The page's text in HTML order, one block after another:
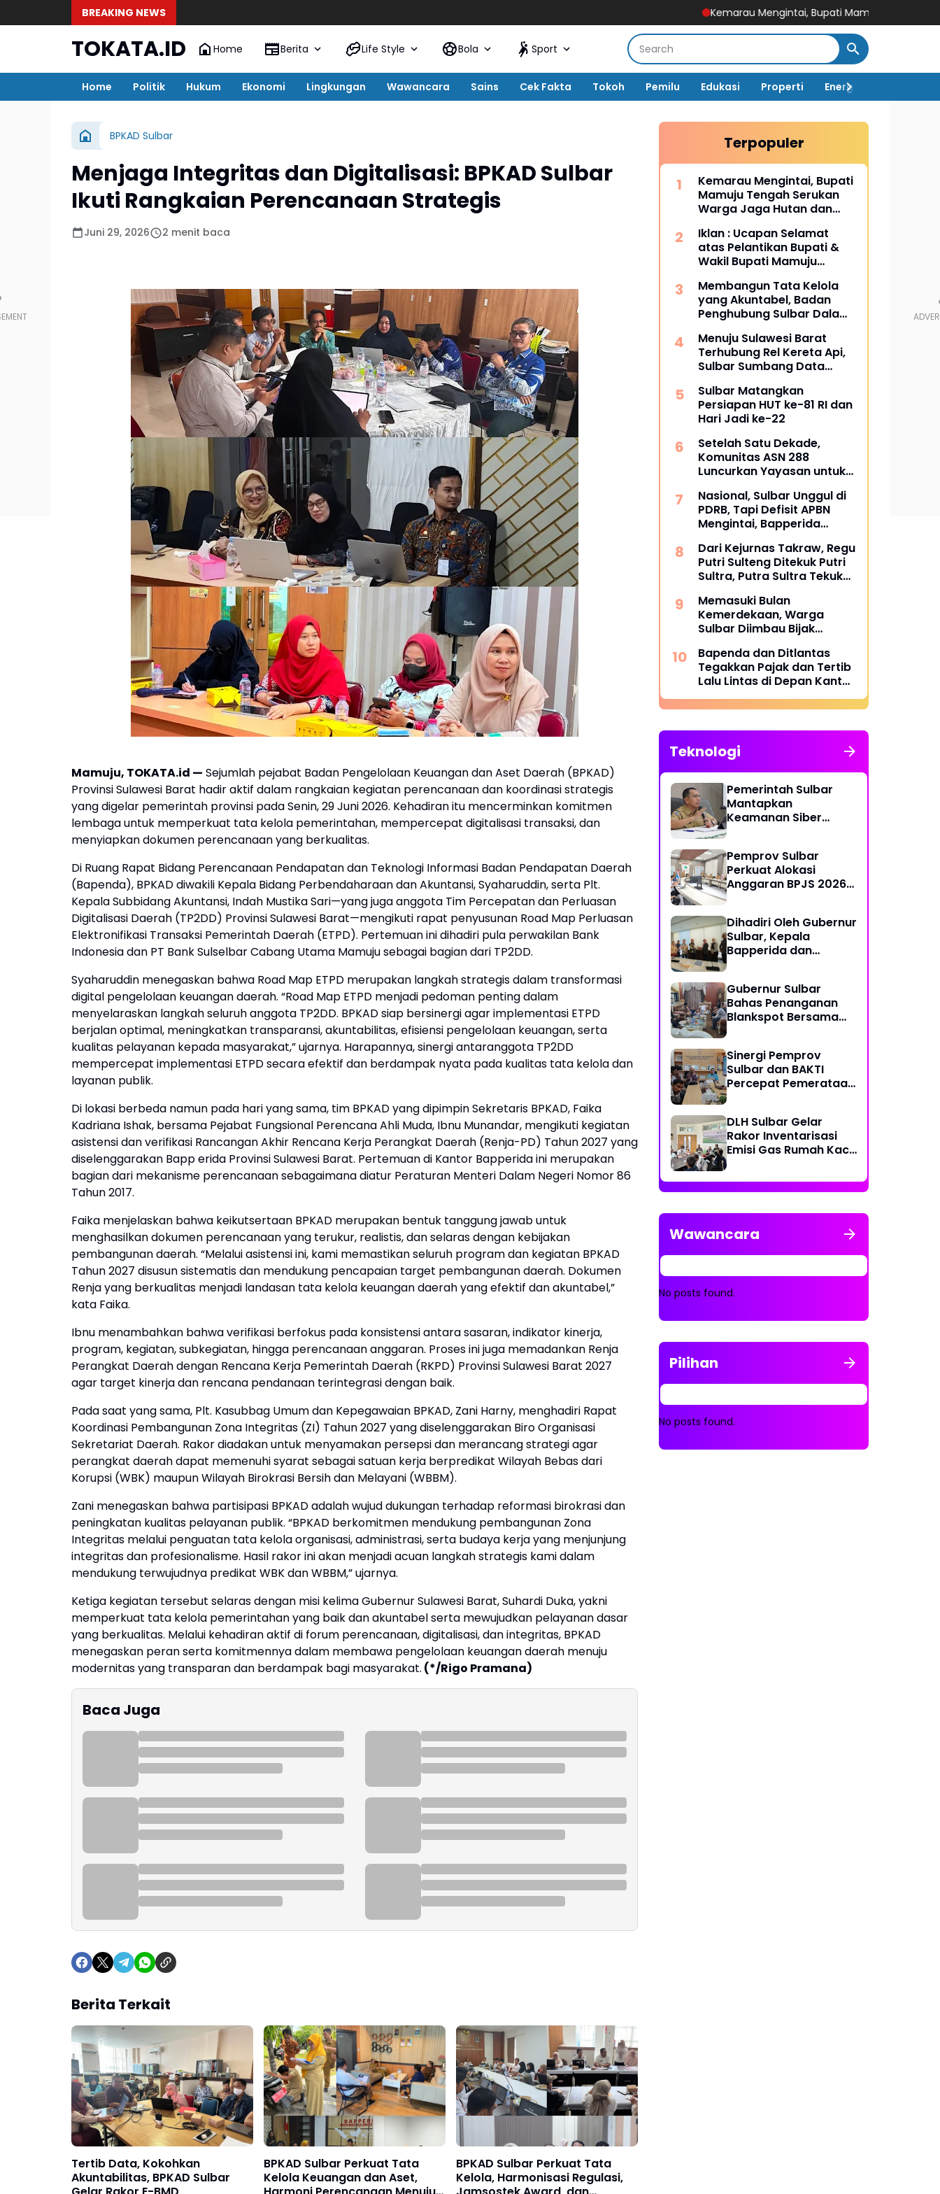
BREAKING NEWS Kemarau Mengintai, Bupati Mamuju Tengah Serukan Warga
TOKATA.ID Home Berita Life Style Bola Sport
Home Politik Hukum Ekonomi Lingkungan Wawancara Sains Cek Fakta Tokoh Pemilu Edukasi Properti Energi
BPKAD Sulbar
Menjaga Integritas dan Digitalisasi: BPKAD Sulbar
Ikuti Rangkaian Perencanaan Strategis
Juni 29, 2026 2 menit baca
Mamuju, TOKATA.id — Sejumlah pejabat Badan Pengelolaan Keuangan dan Aset Daerah (BPKAD)
Provinsi Sulawesi Barat hadir aktif dalam rangkaian kegiatan perencanaan dan koordinasi strategis
yang digelar pemerintah provinsi pada Senin, 29 Juni 2026. Kehadiran itu mencerminkan komitmen
lembaga untuk memperkuat tata kelola pemerintahan, mempercepat digitalisasi transaksi, dan
menyiapkan dokumen perencanaan yang berkualitas.
Di Ruang Rapat Bidang Perencanaan Pendapatan dan Teknologi Informasi Badan Pendapatan Daerah
(Bapenda), BPKAD diwakili Kepala Bidang Perbendaharaan dan Akuntansi, Syaharuddin, serta Plt.
Kepala Subbidang Akuntansi, Indah Mustika Sari—yang juga anggota Tim Percepatan dan Perluasan
Digitalisasi Daerah (TP2DD) Provinsi Sulawesi Barat—mengikuti rapat penyusunan Road Map Perluasan
Elektronifikasi Transaksi Pemerintah Daerah (ETPD). Pertemuan ini dihadiri pula perwakilan Bank
Indonesia dan PT Bank Sulselbar Cabang Utama Mamuju sebagai bagian dari TP2DD.
Syaharuddin menegaskan bahwa Road Map ETPD merupakan langkah strategis dalam transformasi
digital pengelolaan keuangan daerah. “Road Map ETPD menjadi pedoman penting dalam
menyelaraskan langkah seluruh anggota TP2DD. BPKAD siap bersinergi agar implementasi ETPD
berjalan optimal, meningkatkan transparansi, akuntabilitas, efisiensi pengelolaan keuangan, serta
kualitas pelayanan kepada masyarakat,” ujarnya. Harapannya, sinergi antaranggota TP2DD
mempercepat implementasi ETPD secara efektif dan berdampak nyata pada kualitas tata kelola dan
layanan publik.
Di lokasi berbeda namun pada hari yang sama, tim BPKAD yang dipimpin Sekretaris BPKAD, Faika
Kadriana Ishak, bersama Pejabat Fungsional Perencana Ahli Muda, Ibnu Munandar, mengikuti kegiatan
asistensi dan verifikasi Rancangan Akhir Rencana Kerja Perangkat Daerah (Renja-PD) Tahun 2027 yang
diselenggarakan Bapp erida Provinsi Sulawesi Barat. Pertemuan di Kantor Bapperida ini merupakan
bagian dari mekanisme perencanaan sebagaimana diatur Peraturan Menteri Dalam Negeri Nomor 86
Tahun 2017.
Faika menjelaskan bahwa keikutsertaan BPKAD merupakan bentuk tanggung jawab untuk
menghasilkan dokumen perencanaan yang terukur, realistis, dan selaras dengan kebijakan
pembangunan daerah. “Melalui asistensi ini, kami memastikan seluruh program dan kegiatan BPKAD
Tahun 2027 disusun sistematis dan mendukung pencapaian target pembangunan daerah. Dokumen
Renja yang berkualitas menjadi landasan tata kelola keuangan daerah yang efektif dan akuntabel,”
kata Faika.
Ibnu menambahkan bahwa verifikasi berfokus pada konsistensi antara sasaran, indikator kinerja,
program, kegiatan, subkegiatan, hingga perencanaan anggaran. Proses ini juga memadankan Renja
Perangkat Daerah dengan Rencana Kerja Pemerintah Daerah (RKPD) Provinsi Sulawesi Barat 2027
agar target kinerja dan rencana pendanaan terintegrasi dengan baik.
Pada saat yang sama, Plt. Kasubbag Umum dan Kepegawaian BPKAD, Zani Harny, menghadiri Rapat
Koordinasi Pembangunan Zona Integritas (ZI) Tahun 2027 yang diselenggarakan Biro Organisasi
Sekretariat Daerah. Rakor diadakan untuk menyamakan persepsi dan merancang strategi agar
perangkat daerah dapat memenuhi syarat sebagai satuan kerja berpredikat Wilayah Bebas dari
Korupsi (WBK) maupun Wilayah Birokrasi Bersih dan Melayani (WBBM).
Zani menegaskan bahwa partisipasi BPKAD adalah wujud dukungan terhadap reformasi birokrasi dan
peningkatan kualitas pelayanan publik. “BPKAD berkomitmen mendukung pembangunan Zona
Integritas melalui penguatan tata kelola organisasi, administrasi, serta budaya kerja yang menjunjung
integritas dan profesionalisme. Hasil rakor ini akan menjadi acuan langkah strategis kami dalam
mendukung terwujudnya predikat WBK dan WBBM,” ujarnya.
Ketiga kegiatan tersebut selaras dengan misi kelima Gubernur Sulawesi Barat, Suhardi Duka, yakni
memperkuat tata kelola pemerintahan yang baik dan akuntabel serta mewujudkan pelayanan dasar
yang berkualitas. Melalui kehadiran aktif di forum perencanaan, digitalisasi, dan integritas, BPKAD
menegaskan peran serta komitmennya dalam membawa pengelolaan keuangan daerah menuju
modernitas yang transparan dan berdampak bagi masyarakat. (*/Rigo Pramana)
Baca Juga
Berita Terkait
Tertib Data, Kokohkan
Akuntabilitas, BPKAD Sulbar
BPKAD Sulbar Perkuat Tata
Kelola Keuangan dan Aset,
BPKAD Sulbar Perkuat Tata
Kelola, Harmonisasi Regulasi,
Terpopuler
Kemarau Mengintai, Bupati
Mamuju Tengah Serukan
Warga Jaga Hutan dan
Iklan : Ucapan Selamat
atas Pelantikan Bupati &
Wakil Bupati Mamuju
Membangun Tata Kelola
yang Akuntabel, Badan
Penghubung Sulbar Dalami
Jasa
Menuju Sulawesi Barat
Terhubung Rel Kereta Api,
Sulbar Sumbang Data
Sulbar Matangkan
Persiapan HUT ke-81 RI dan
Hari Jadi ke-22
Setelah Satu Dekade,
Komunitas ASN 288
Luncurkan Yayasan untuk
Kesehatan
Nasional, Sulbar Unggul di
PDRB, Tapi Defisit APBN
Mengintai, Bapperida
Dari Kejurnas Takraw, Regu
Putri Sulteng Ditekuk Putri
Sultra, Putra Sultra Tekuk
Memasuki Bulan
Kemerdekaan, Warga
Sulbar Diimbau Bijak
Bapenda dan Ditlantas
Tegakkan Pajak dan Tertib
Lalu Lintas di Depan Kantor
Gubernur
Teknologi
Pemerintah Sulbar
Mantapkan
Keamanan Siber
Enam Kabupaten
Pemprov Sulbar
Perkuat Alokasi
Anggaran BPJS 2026
Dihadiri Oleh Gubernur
Sulbar, Kepala
Bapperida dan
Titik Akses Internet
Gubernur Sulbar
Bahas Penanganan
Blankspot Bersama
Sinergi Pemprov
Sulbar dan BAKTI
Percepat Pemerataan
DLH Sulbar Gelar
Rakor Inventarisasi
Emisi Gas Rumah Kaca
Wawancara
No posts found.
Pilihan
No posts found.